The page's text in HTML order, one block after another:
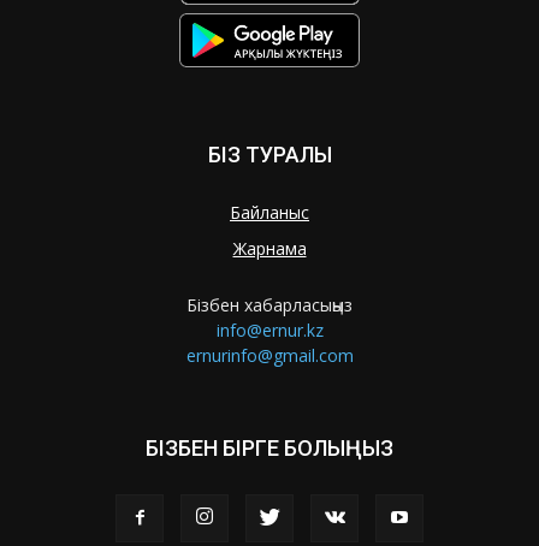
БІЗ ТУРАЛЫ
Байланыс
Жарнама
Бізбен хабарласыңыз
info@ernur.kz
ernurinfo@gmail.com
БІЗБЕН БІРГЕ БОЛЫҢЫЗ